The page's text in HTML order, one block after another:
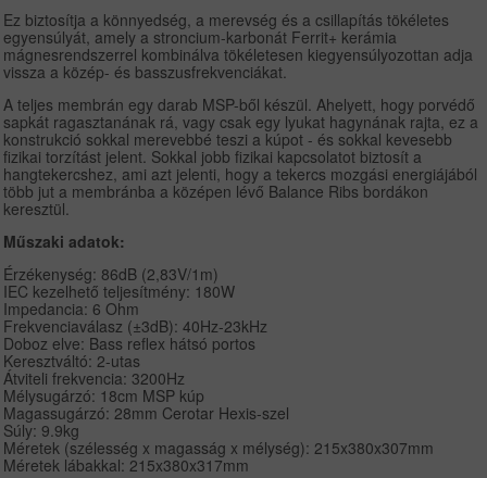
Ez biztosítja a könnyedség, a merevség és a csillapítás tökéletes
egyensúlyát, amely a stroncium-karbonát Ferrit+ kerámia
mágnesrendszerrel kombinálva tökéletesen kiegyensúlyozottan adja
vissza a közép- és basszusfrekvenciákat.
A teljes membrán egy darab MSP-ből készül. Ahelyett, hogy porvédő
sapkát ragasztanának rá, vagy csak egy lyukat hagynának rajta, ez a
konstrukció sokkal merevebbé teszi a kúpot - és sokkal kevesebb
fizikai torzítást jelent. Sokkal jobb fizikai kapcsolatot biztosít a
hangtekercshez, ami azt jelenti, hogy a tekercs mozgási energiájából
több jut a membránba a középen lévő Balance Ribs bordákon
keresztül.
Műszaki adatok:
Érzékenység: 86dB (2,83V/1m)
IEC kezelhető teljesítmény: 180W
Impedancia: 6 Ohm
Frekvenciaválasz (±3dB): 40Hz-23kHz
Doboz elve: Bass reflex hátsó portos
Keresztváltó: 2-utas
Átviteli frekvencia: 3200Hz
Mélysugárzó: 18cm MSP kúp
Magassugárzó: 28mm Cerotar Hexis-szel
Súly: 9.9kg
Méretek (szélesség x magasság x mélység): 215x380x307mm
Méretek lábakkal: 215x380x317mm